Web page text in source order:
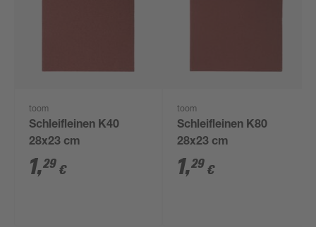
toom
Schleifleinen K40
28x23 cm
1,29 €
toom
Schleifleinen K80
28x23 cm
1,29 €